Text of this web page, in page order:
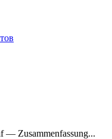
— Zusammenfassung...